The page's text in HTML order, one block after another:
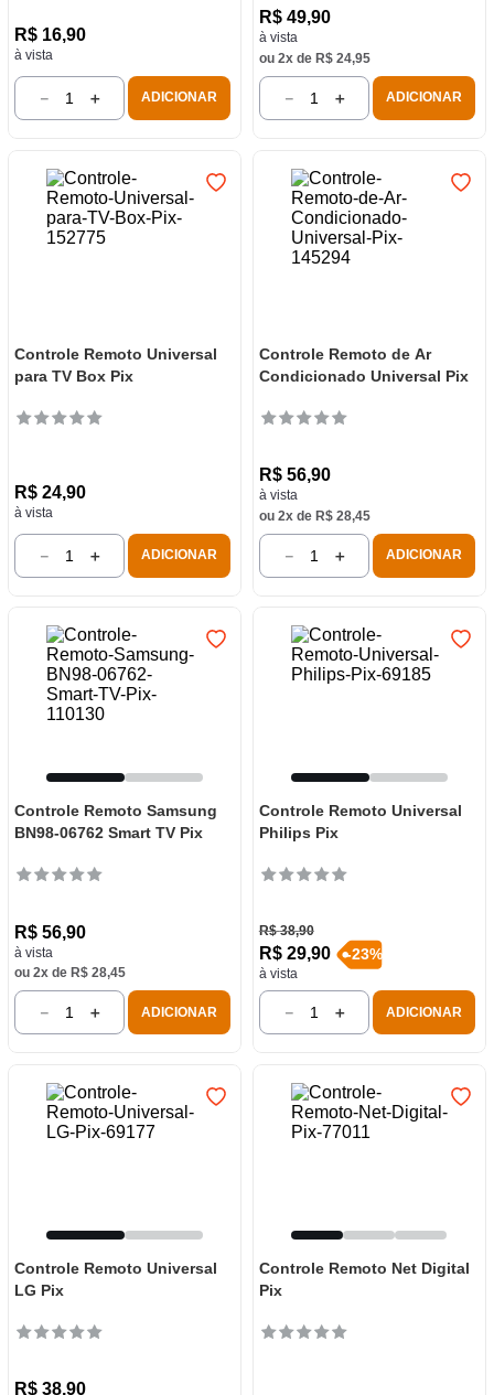
R$ 16,90
à vista
＋
－ ADICIONAR
R$ 49,90
à vista
ou 2x de R$ 24,95
＋
－ ADICIONAR
Controle Remoto Universal
para TV Box Pix
R$ 24,90
à vista
＋
－ ADICIONAR
Controle Remoto de Ar
Condicionado Universal Pix
R$ 56,90
à vista
ou 2x de R$ 28,45
＋
－ ADICIONAR
Controle Remoto Samsung
BN98-06762 Smart TV Pix
R$ 56,90
à vista
ou 2x de R$ 28,45
＋
－ ADICIONAR
Controle Remoto Universal
Philips Pix
R$ 38,90
R$ 29,90
à vista
-23%
＋
－ ADICIONAR
Controle Remoto Universal
LG Pix
R$ 38,90
Controle Remoto Net Digital
Pix